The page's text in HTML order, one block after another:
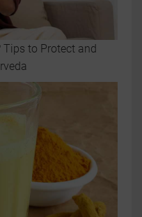
Tips to Protect and